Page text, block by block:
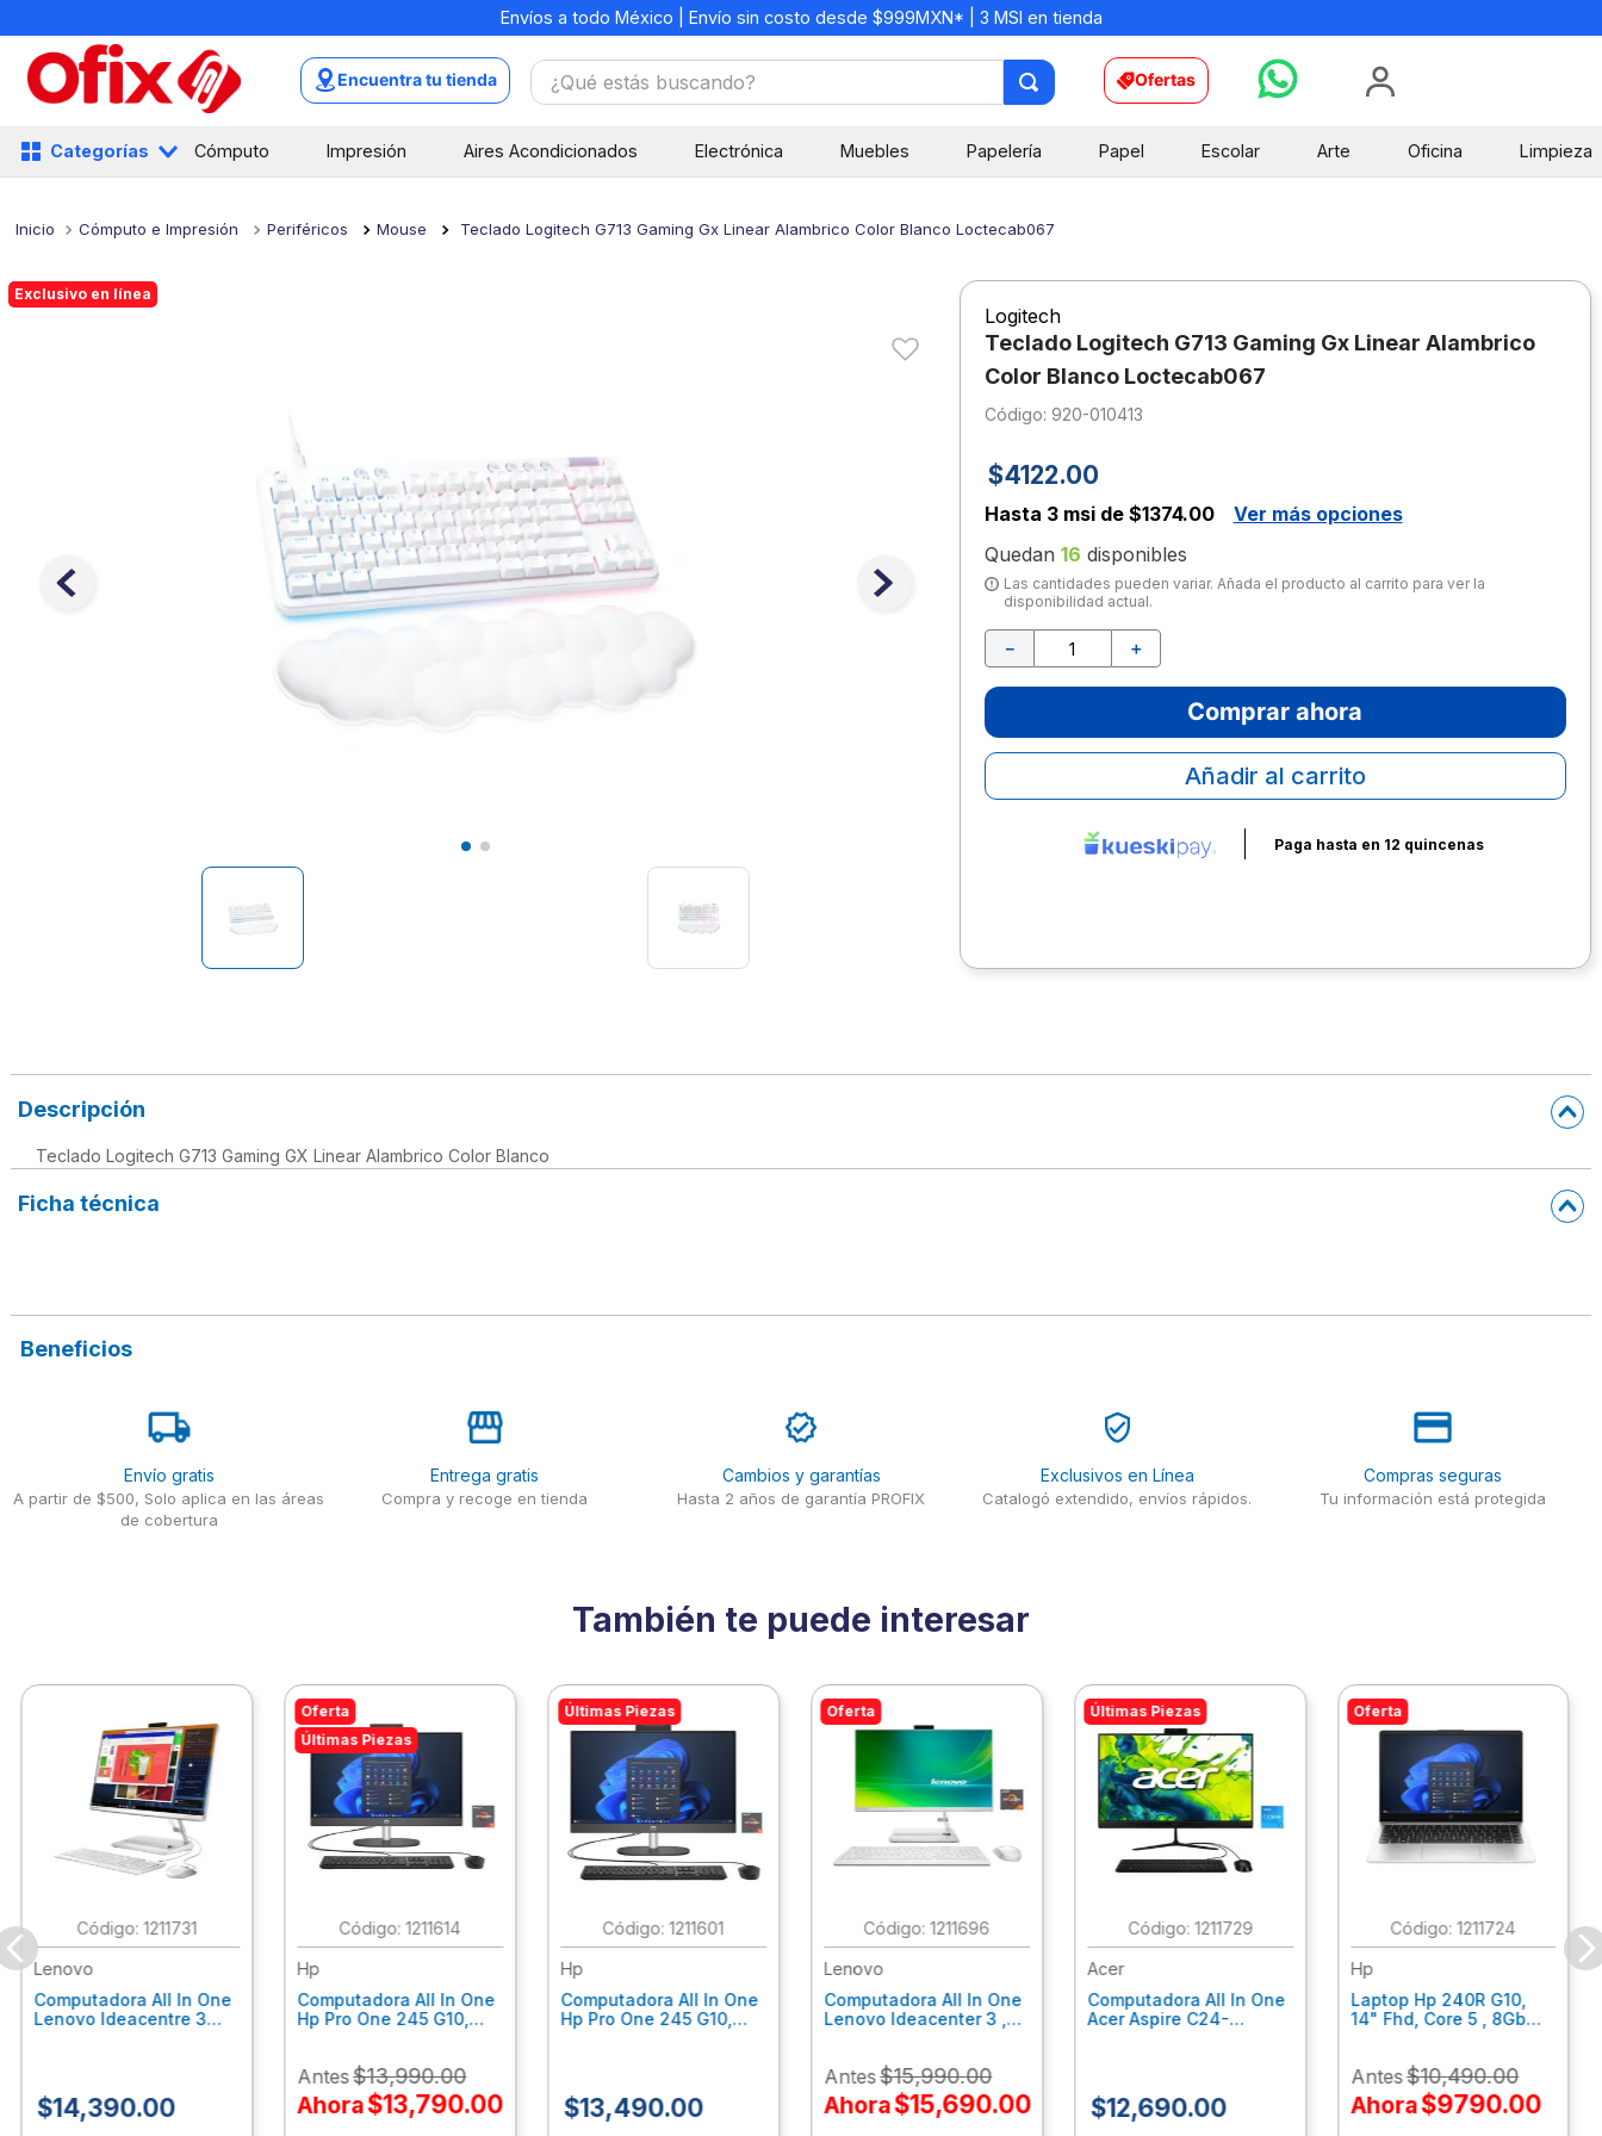
Envíos a todo México | Envío sin costo desde $999MXN* | 3 MSI en tienda
Encuentra tu tienda ¿Qué estás buscando? Ofertas
Categorías Cómputo Impresión Aires Acondicionados Electrónica Muebles Papelería Papel Escolar Arte Oficina Limpieza
Cómputo e Impresión Periféricos Mouse Teclado Logitech G713 Gaming Gx Linear Alambrico Color Blanco Loctecab067
Exclusivo en línea
Logitech
Teclado Logitech G713 Gaming Gx Linear Alambrico
Color Blanco Loctecab067
: 920-010413
$4122.00
Hasta 3 msi de $1374.00
Ver más opciones
Quedan 16 disponibles
Las cantidades pueden variar. Añada el producto al carrito para ver la
disponibilidad actual.
＋
－
Comprar ahora
Añadir al carrito
Paga hasta en 12 quincenas
Descripción
Teclado Logitech G713 Gaming GX Linear Alambrico Color Blanco
Ficha técnica
Beneficios
Envío gratis
A partir de $500, Solo aplica en las áreas
de cobertura
Entrega gratis
Compra y recoge en tienda
Cambios y garantías
Hasta 2 años de garantía PROFIX
Exclusivos en Línea
Catalogó extendido, envíos rápidos.
Compras seguras
Tu información está protegida
También te puede interesar
:1211731
Lenovo
Computadora All In One
Lenovo Ideacentre 3
F0G1014Ald
$14,390.00
Oferta
Últimas Piezas
:1211614
Hp
Computadora All In One
Hp Pro One 245 G10,
Fhd, Win11Home
9P7K6La
Antes$13,990.00
Ahora$13,790.00
Últimas Piezas
:1211601
Hp
Computadora All In One
Hp Pro One 245 G10,
9P7K5La
$13,490.00
Oferta
:1211696
Lenovo
Computadora All In One
Lenovo Ideacenter 3 ,
Fhd, Win11 Home
F0G1014Nld
Antes$15,990.00
Ahora$15,690.00
Últimas Piezas
: 1211729
Acer
Computadora All In One
Acer Aspire C24-
Dq.Bmjal.002
$12,690.00
Oferta
:1211724
Hp
Laptop Hp 240R G10,
14" Fhd, Core 5 , 8Gb
Antes$10,490.00
Ahora$9790.00
.
sacapuntas
9.
lapiz
10. escritorio
1.
mochilas
.
libretas
3.
cuaderno
5.
colores
7.
escolar